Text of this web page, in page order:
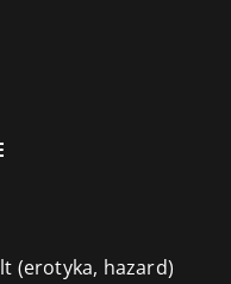
(erotyka, hazard)